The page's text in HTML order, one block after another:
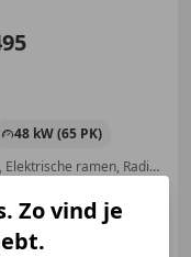
48 kW (65 PK)
Alarm, Elektrisch verstelbare buitenspiegels, Elektrische ramen, Radio, Navigatiesysteem, Airconditioning, CD, Startonderbreker
Zo vind je